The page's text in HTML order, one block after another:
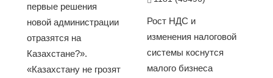
первые решения
новой администрации
отразятся на
Казахстане?».
«Казахстану не грозят
Рост НДС и
изменения налоговой
системы коснутся
малого бизнеса